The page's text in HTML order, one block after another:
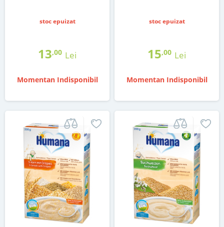
stoc epuizat
13,00 Lei
Momentan Indisponibil
stoc epuizat
15,00 Lei
Momentan Indisponibil